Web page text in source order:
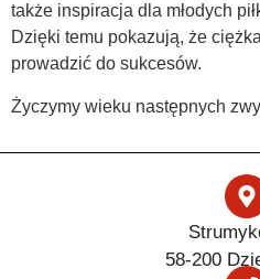
także inspiracja dla młodych
Dzięki temu pokazują, że
prowadzić do sukcesów.
Życzymy wieku następnych
58-200